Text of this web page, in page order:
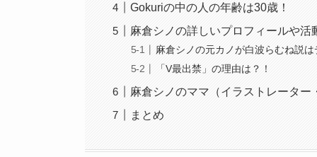
Gokuriの中の人の年齢は30歳！
麻倉シノの詳しいプロフィールや活
麻倉シノの元カノが白波らむね説
「V最出禁」の理由は？！
麻倉シノのママ（イラストレーター
まとめ